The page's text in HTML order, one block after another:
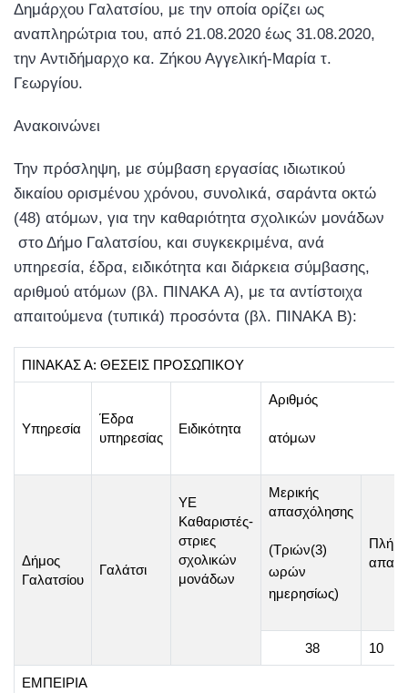
Δημάρχου Γαλατσίου, με την οποία ορίζει ως
αναπληρώτρια του, από 21.08.2020 έως 31.08.2020,
την Αντιδήμαρχο κα. Ζήκου Αγγελική-Μαρία τ.
Γεωργίου.
Ανακοινώνει
Την πρόσληψη, με σύμβαση εργασίας ιδιωτικού
δικαίου ορισμένου χρόνου, συνολικά, σαράντα οκτώ
(48) ατόμων, για την καθαριότητα σχολικών μονάδων
στο Δήμο Γαλατσίου, και συγκεκριμένα, ανά
υπηρεσία, έδρα, ειδικότητα και διάρκεια σύμβασης,
αριθμού ατόμων (βλ. ΠΙΝΑΚΑ Α), με τα αντίστοιχα
απαιτούμενα (τυπικά) προσόντα (βλ. ΠΙΝΑΚΑ Β):
ΠΙΝΑΚΑΣ Α: ΘΕΣΕΙΣ ΠΡΟΣΩΠΙΚΟΥ
Υπηρεσία
Έδρα
υπηρεσίας
Ειδικότητα
Αριθμός
ατόμων
Δήμος
Γαλατσίου
Γαλάτσι
ΥΕ
Καθαριστές-
στριες
σχολικών
μονάδων
Μερικής
απασχόλησης
(Τριών(3)
ωρών
ημερησίως)
38 10
ΕΜΠΕΙΡΙΑ